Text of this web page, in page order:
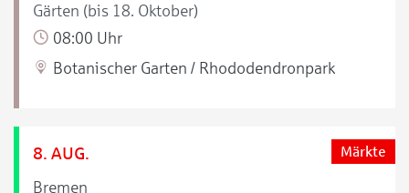
Gärten (bis 18. Oktober)
08:00 Uhr
Botanischer Garten / Rhododendronpark
8. AUG.
Bremen
Märkte